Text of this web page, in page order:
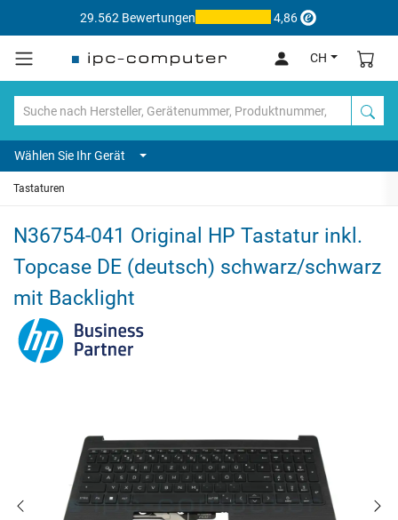
29.562 Bewertungen 4,86
CH
Wählen Sie Ihr Gerät
Tastaturen
N36754-041 Original HP Tastatur inkl.
Topcase DE (deutsch) schwarz/schwarz
mit Backlight